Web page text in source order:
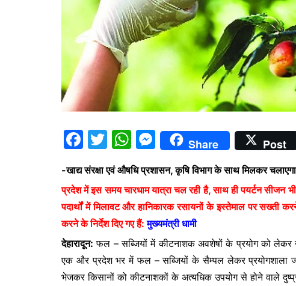
F
c
e
b
o
o
k
T
itt
er
W
h
at
s
A
p
p
M
e
s
s
e
n
g
er
Share Post
-खाद्य संरक्षा एवं औषधि प्रशासन, कृषि विभाग के साथ मिलकर
प्रदेश में इस समय चारधाम यात्रा चल रही है, साथ ही पयर्टन सीजन
पदार्थों में मिलावट और हानिकारक रसायनों के इस्तेमाल पर सख्ती
करने के निर्देश दिए गए हैं: मुख्यमंत्री धामी
देहारादून: फल – सब्जियों में कीटनाशक अवशेषों के प्रयोग को लेकर
एक और प्रदेश भर में फल – सब्जियों के सैम्पल लेकर प्रयोगशाला
भेजकर किसानों को कीटनाशकों के अत्यधिक उपयोग से होने वाले